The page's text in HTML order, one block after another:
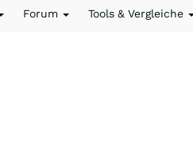
Forum Tools & Vergleiche